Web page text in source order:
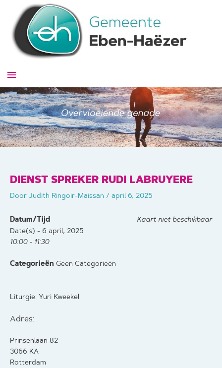
inhoud
Hoofdmenu
DIENST SPREKER RUDI LABRUYERE
Door Judith Ringoir-Maissan / april 6, 2025
Kaart niet beschikbaar
Datum/Tijd
Date(s) - 6 april, 2025
10:00 - 11:30
Categorieën Geen Categorieën
Liturgie: Yuri Kweekel
Adres:
Prinsenlaan 82
3066 KA
Rotterdam